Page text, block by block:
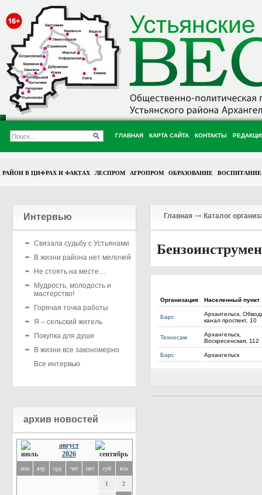
ГЛАВНАЯ КАРТА САЙТА КОНТАКТЫ
РАЙОН В ЦИФРАХ И ФАКТАХ ЛЕСПРОМ АГРОПРОМ ОБРАЗОВАНИЕ ВОСПИТАНИЕ
Интервью
Связала судьбу с Устьянами
В жизни района нет мелочей
Не стоять на месте…
Мудрость, молодость и
мастерство!
Горячая точка работы
Я – сельский житель
Покупка для души
В жизни все закономерно
Все интервью
архив новостей
август
2026
пон втр срд чет пят суб вск
1 2
Главная Каталог
Организация Населенный пункт
Барс
Архангельск,
канал проспект, 10
Техносам
Архангельск,
Воскресенская, 112
Барс Архангельск